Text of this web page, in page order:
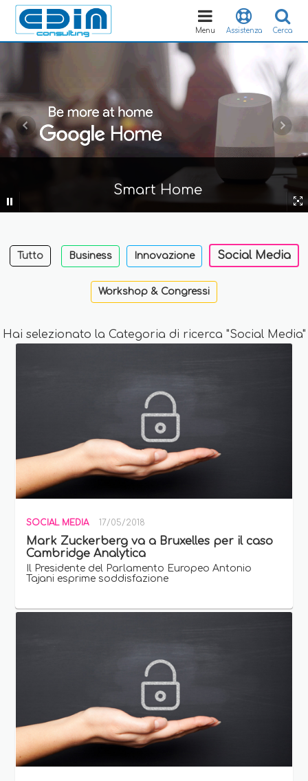
Cerca
Assistenza
Toggle
navigation
Menu
Smart Home
Tutto Business Innovazione Social Media
Workshop & Congressi
Hai selezionato la Categoria di ricerca "Social Media"
SOCIAL MEDIA 17/05/2018
Mark Zuckerberg va a Bruxelles per il caso
Cambridge Analytica
Il Presidente del Parlamento Europeo Antonio
Tajani esprime soddisfazione